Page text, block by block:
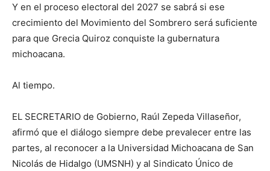
Y en el proceso electoral del 2027 se sabrá si ese
crecimiento del Movimiento del Sombrero será suficiente
para que Grecia Quiroz conquiste la gubernatura
michoacana.
Al tiempo.
EL SECRETARIO de Gobierno, Raúl Zepeda Villaseñor,
afirmó que el diálogo siempre debe prevalecer entre las
partes, al reconocer a la Universidad Michoacana de San
Nicolás de Hidalgo (UMSNH) y al Sindicato Único de